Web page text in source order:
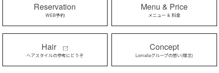
Reservation
WEB予約
Menu & Price
メニュー & 料金
Hair
ヘアスタイルの参考にどうぞ
Concept
Lomaliaグループの想い(理念)